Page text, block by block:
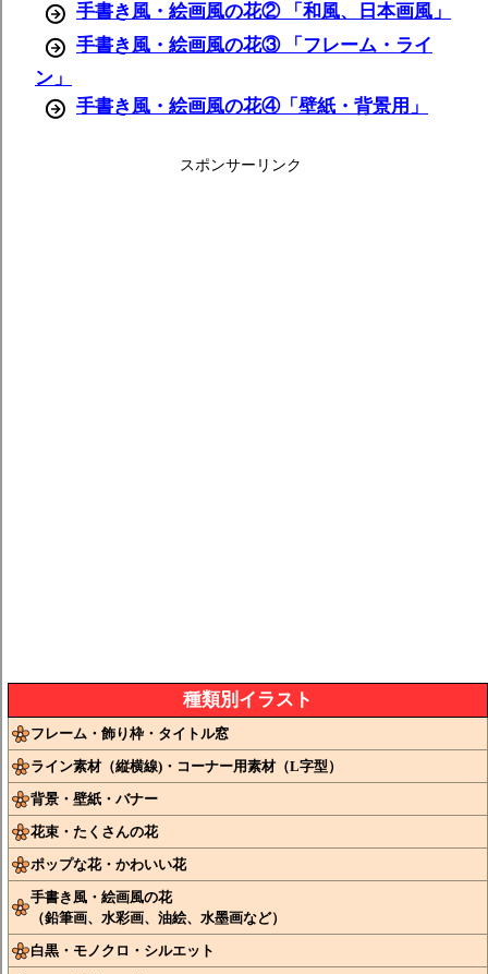
手書き風・絵画風の花② 「和風、日本画風」
手書き風・絵画風の花③ 「フレーム・ライ
ン」
手書き風・絵画風の花④「壁紙・背景用」
スポンサーリンク
種類別イラスト
フレーム・飾り枠・タイトル窓
ライン素材（縦横線)・コーナー用素材（L字型）
背景・壁紙・バナー
花束・たくさんの花
ポップな花・かわいい花
手書き風・絵画風の花
（鉛筆画、水彩画、油絵、水墨画など）
白黒・モノクロ・シルエット